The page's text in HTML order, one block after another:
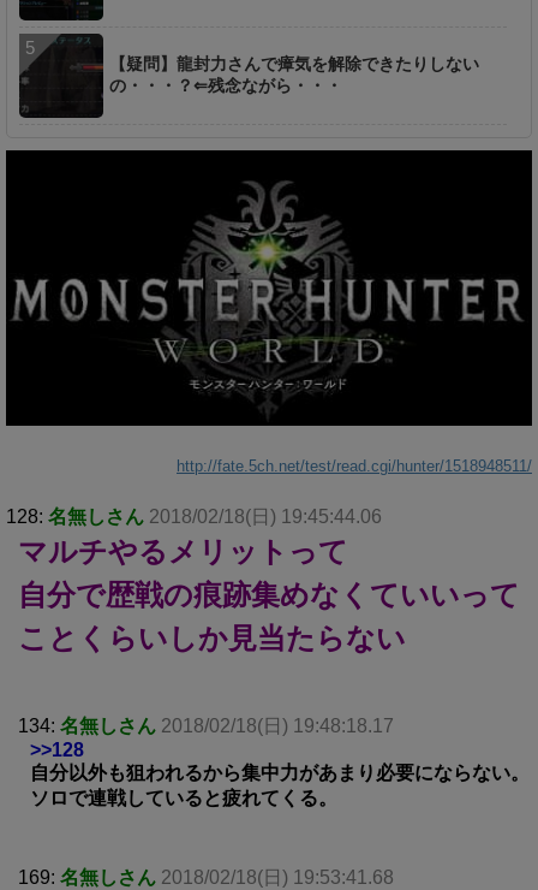
【疑問】龍封力さんで瘴気を解除できたりしない
の・・・？⇐残念ながら・・・
http://fate.5ch.net/test/read.cgi/hunter/1518948511/
128: 名無しさん 2018/02/18(日) 19:45:44.06
マルチやるメリットって
自分で歴戦の痕跡集めなくていいって
ことくらいしか見当たらない
134: 名無しさん 2018/02/18(日) 19:48:18.17
>>128
自分以外も狙われるから集中力があまり必要にならない。
ソロで連戦していると疲れてくる。
169: 名無しさん 2018/02/18(日) 19:53:41.68